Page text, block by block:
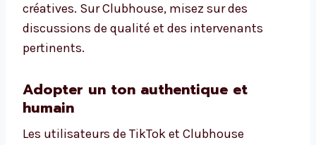
créatives. Sur Clubhouse, misez sur des
discussions de qualité et des intervenants
pertinents.
Adopter un ton authentique et
humain
Les utilisateurs de TikTok et Clubhouse